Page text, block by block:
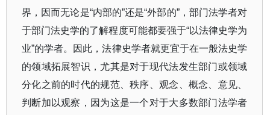
界，因而无论是“内部的”还是“外部的”，部门法学者对
于部门法史学的了解程度可能都要强于“以法律史学为
业”的学者。因此，法律史学者就更宜于在一般法史学
的领域拓展智识，尤其是对于现代法发生部门或领域
分化之前的时代的规范、秩序、观念、概念、意见、
判断加以观察，因为这是一个对于大多数部门法学者